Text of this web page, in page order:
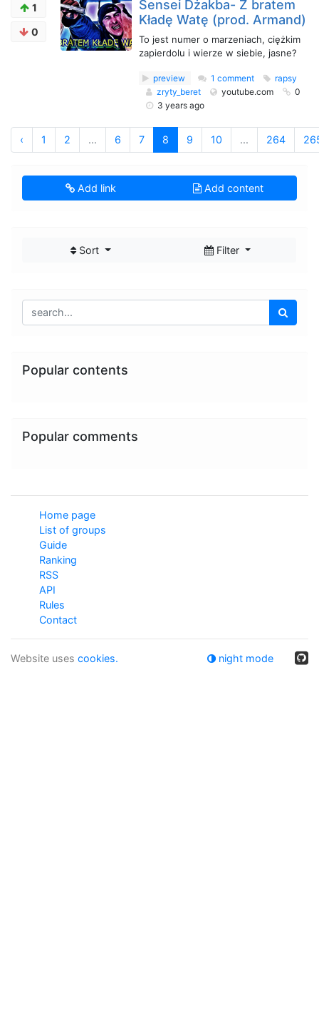
1
0
Sensei Dżakba- Z bratem
Kładę Watę (prod. Armand)
To jest numer o marzeniach, ciężkim
zapierdolu i wierze w siebie, jasne?
preview 1 comment
rapsy
zryty_beret
youtube.com
0
3 years ago
‹ 1 2 ... 6 7 8 9 10 ... 264
Add link Add content
Sort Filter
Popular contents
Popular comments
Home page
List of groups
Guide
Ranking
RSS
API
Rules
Contact
Website uses cookies. night mode